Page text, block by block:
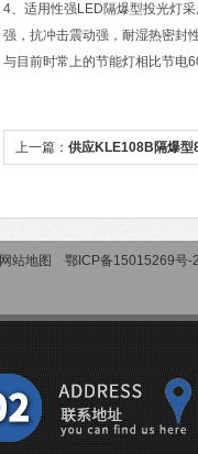
4、适用性强LED隔爆型投光灯
强，抗冲击震动强，耐湿热密封
与目前时常上的节能灯相比节电
上一篇： 供应KLE108B隔爆型
网站地图 鄂ICP备15015269号-